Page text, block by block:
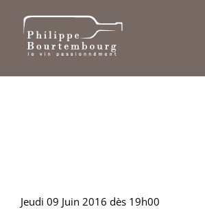
contenu
Jeudi 09 Juin 2016 dès 19h00